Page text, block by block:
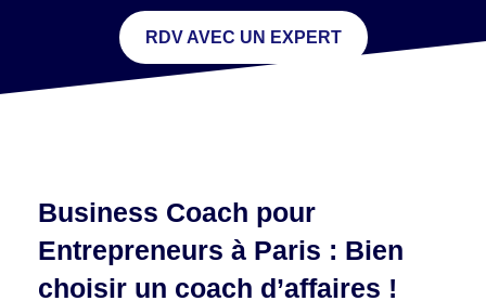
RDV AVEC UN EXPERT
Business Coach pour
Entrepreneurs à Paris : Bien
choisir un coach d’affaires !